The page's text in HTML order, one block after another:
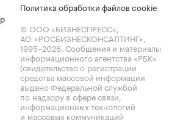
Политика обработки файлов cookie
© ООО «БИЗНЕСПРЕСС»,
АО «РОСБИЗНЕСКОНСАЛТИНГ»,
1995–2026. Сообщения и материалы
информационного агентства «РБК»
(свидетельство о регистрации
средства массовой информации
выдано Федеральной службой
по надзору в сфере связи,
информационных технологий
и массовых коммуникаций